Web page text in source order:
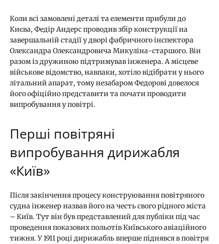
Коли всі замовлені деталі та елементи прибули до
Києва, Федір Андерс проводив збір конструкції на
завершальній стадії у дворі фабричного інспектора
Олександра Олександровича Микуліна-старшого. Він
разом із дружиною підтримував інженера. А місцеве
військове відомство, навпаки, хотіло відібрати у нього
літальний апарат, тому незабаром Федорові довелося
його офіційно представити та почати проводити
випробування у повітрі.
Перші повітряні
випробування дирижабля
«Київ»
Після закінчення процесу конструювання повітряного
судна інженер назвав його на честь свого рідного міста
– Київ. Тут він був представлений для публіки під час
проведення показових польотів Київського авіаційного
тижня. У 1911 році дирижабль вперше піднявся в повітря